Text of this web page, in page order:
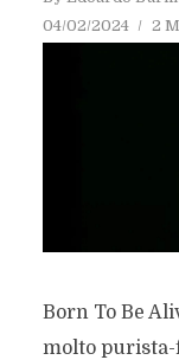
04/02/2024
2
Born To Be
molto purista-